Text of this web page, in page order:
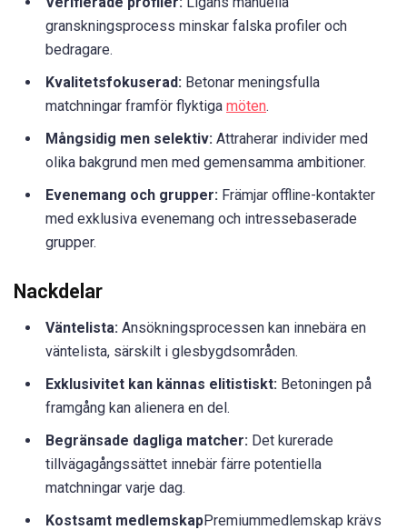
granskningsprocess minskar falska profiler och
bedragare.
Kvalitetsfokuserad: Betonar meningsfulla
matchningar framför flyktiga möten.
Mångsidig men selektiv: Attraherar individer med
olika bakgrund men med gemensamma ambitioner.
Evenemang och grupper: Främjar offline-kontakter
med exklusiva evenemang och intressebaserade
grupper.
Nackdelar
Väntelista: Ansökningsprocessen kan innebära en
väntelista, särskilt i glesbygdsområden.
Exklusivitet kan kännas elitistiskt: Betoningen på
framgång kan alienera en del.
Begränsade dagliga matcher: Det kurerade
tillvägagångssättet innebär färre potentiella
matchningar varje dag.
Kostsamt medlemskapPremiummedlemskap krävs